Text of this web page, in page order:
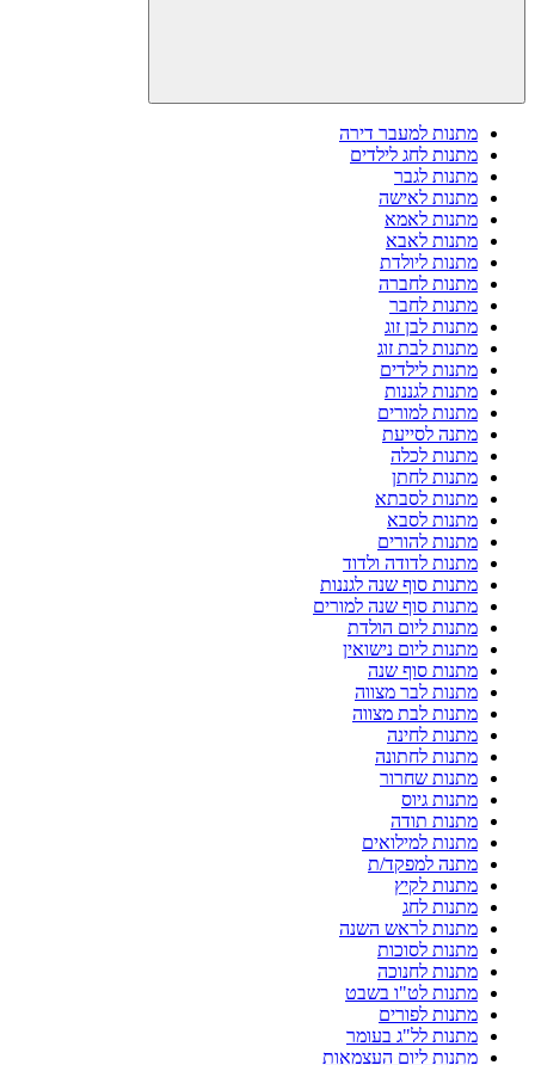
מתנות למעבר דירה
מתנות לחג לילדים
מתנות לגבר
מתנות לאישה
מתנות לאמא
מתנות לאבא
מתנות ליולדת
מתנות לחברה
מתנות לחבר
מתנות לבן זוג
מתנות לבת זוג
מתנות לילדים
מתנות לגננות
מתנות למורים
מתנה לסייעת
מתנות לכלה
מתנות לחתן
מתנות לסבתא
מתנות לסבא
מתנות להורים
מתנות לדודה ולדוד
מתנות סוף שנה לגננות
מתנות סוף שנה למורים
מתנות ליום הולדת
מתנות ליום נישואין
מתנות סוף שנה
מתנות לבר מצווה
מתנות לבת מצווה
מתנות לחינה
מתנות לחתונה
מתנות שחרור
מתנות גיוס
מתנות תודה
מתנות למילואים
מתנה למפקד/ת
מתנות לקיץ
מתנות לחג
מתנות לראש השנה
מתנות לסוכות
מתנות לחנוכה
מתנות לט"ו בשבט
מתנות לפורים
מתנות לל"ג בעומר
מתנות ליום העצמאות